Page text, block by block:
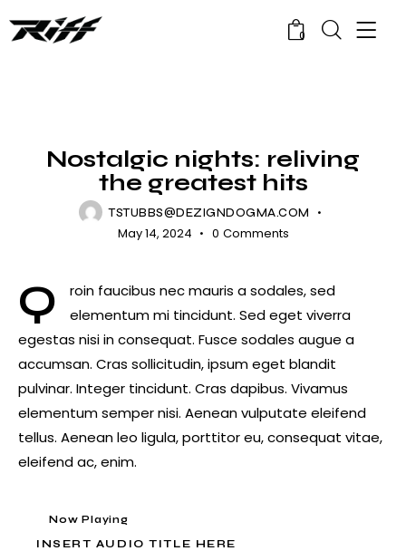
0
Nostalgic nights: reliving
the greatest hits
TSTUBBS@DEZIGNDOGMA.COM
May 14, 2024 0 Comments
Q
roin faucibus nec mauris a sodales, sed
elementum mi tincidunt. Sed eget viverra
egestas nisi in consequat. Fusce sodales augue a
accumsan. Cras sollicitudin, ipsum eget blandit
pulvinar. Integer tincidunt. Cras dapibus. Vivamus
elementum semper nisi. Aenean vulputate eleifend
tellus. Aenean leo ligula, porttitor eu, consequat vitae,
eleifend ac, enim.
Now Playing
INSERT AUDIO TITLE HERE